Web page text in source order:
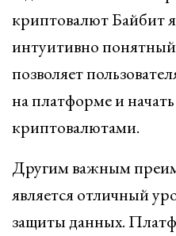
криптовалют Байбит
интуитивно
позволяет
на платформе и начать
криптовалютами.
Другим важным
является отличный
защиты данных.